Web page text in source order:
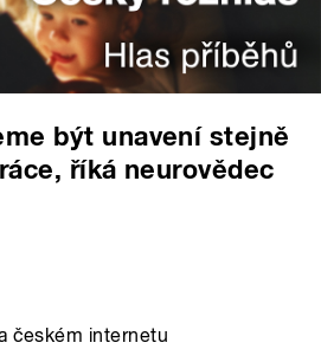
být unavení stejně
říká neurovědec
českém internetu